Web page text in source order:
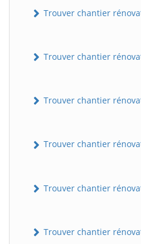
Trouver chantier
Trouver chantier
Trouver chantier
Trouver chantier
Trouver chantier
Trouver chantier